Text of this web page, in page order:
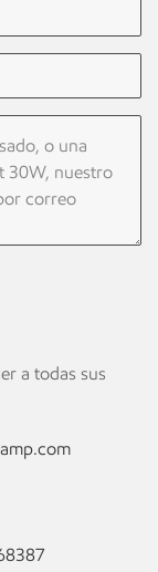
a todas sus